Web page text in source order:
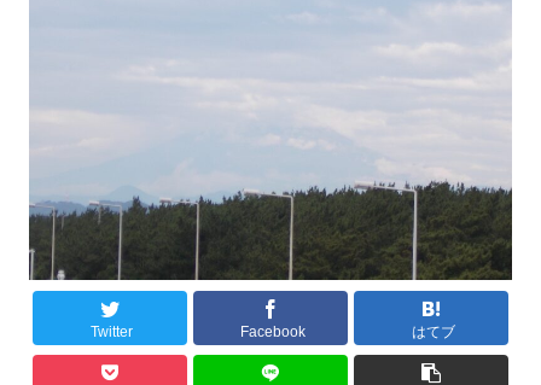
Twitter Facebook はてブ